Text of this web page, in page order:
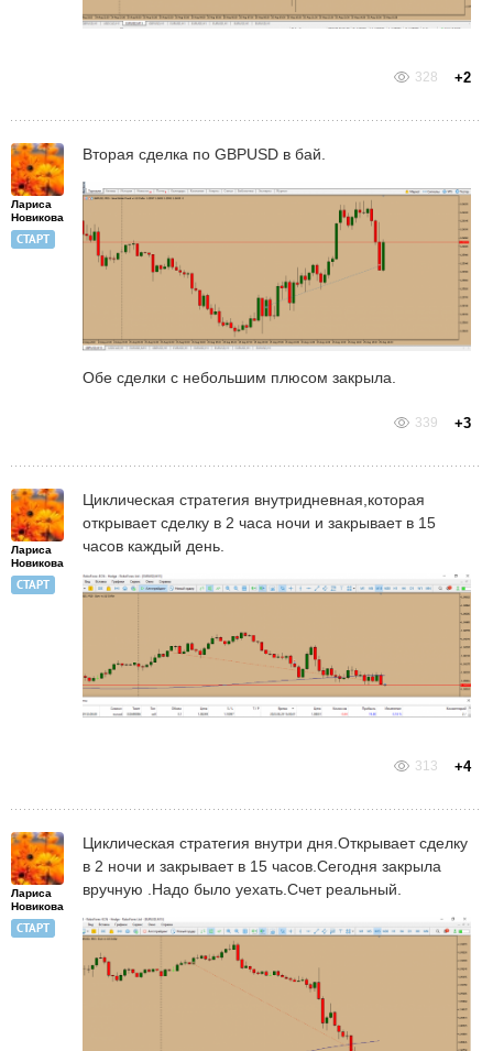
328 +2
Лариса
Новикова
СТАРТ
Вторая сделка по GBPUSD в бай.
Обе сделки с небольшим плюсом закрыла.
339 +3
Лариса
Новикова
СТАРТ
Циклическая стратегия внутридневная,которая
открывает сделку в 2 часа ночи и закрывает в 15
часов каждый день.
313 +4
Лариса
Новикова
СТАРТ
Циклическая стратегия внутри дня.Открывает сделку
в 2 ночи и закрывает в 15 часов.Сегодня закрыла
вручную .Надо было уехать.Счет реальный.